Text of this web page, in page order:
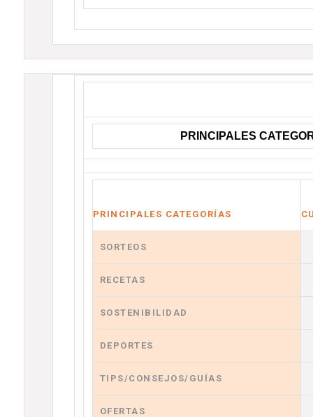
PRINCIPALES
PRINCIPALES CATEGORÍAS
SORTEOS
RECETAS
SOSTENIBILIDAD
DEPORTES
TIPS/CONSEJOS/GUÍAS
OFERTAS